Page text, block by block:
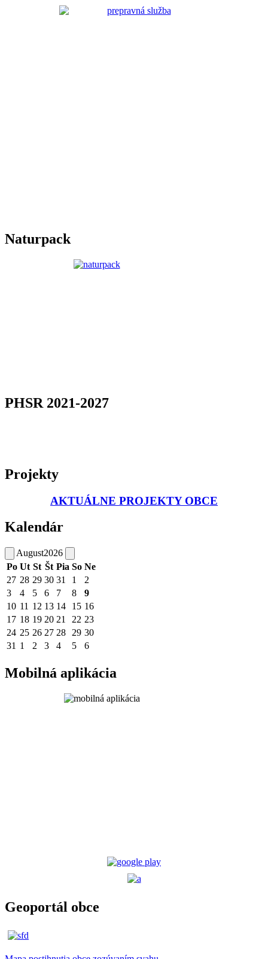
Naturpack
PHSR 2021-2027
Projekty
AKTUÁLNE PROJEKTY OBCE
Kalendár
August2026
Po Ut St Št Pia So Ne
27 28 29 30 31 1
2
3
4 5 6 7 8
9
10 11 12 13 14 15 16
17 18 19 20 21 22 23
24 25 26 27 28 29 30
31 1 2 3 4 5 6
Mobilná aplikácia
Geoportál obce